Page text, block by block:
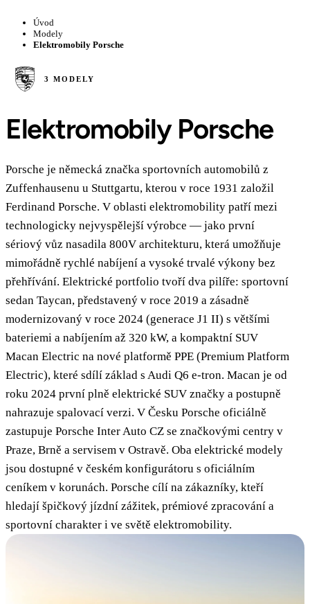
Úvod
Modely
Elektromobily Porsche
3 MODELY
Elektromobily Porsche
Porsche je německá značka sportovních automobilů z
Zuffenhausenu u Stuttgartu, kterou v roce 1931 založil
Ferdinand Porsche. V oblasti elektromobility patří mezi
technologicky nejvyspělejší výrobce — jako první
sériový vůz nasadila 800V architekturu, která umožňuje
mimořádně rychlé nabíjení a vysoké trvalé výkony bez
přehřívání. Elektrické portfolio tvoří dva pilíře: sportovní
sedan Taycan, představený v roce 2019 a zásadně
modernizovaný v roce 2024 (generace J1 II) s většími
bateriemi a nabíjením až 320 kW, a kompaktní SUV
Macan Electric na nové platformě PPE (Premium Platform
Electric), které sdílí základ s Audi Q6 e-tron. Macan je od
roku 2024 první plně elektrické SUV značky a postupně
nahrazuje spalovací verzi. V Česku Porsche oficiálně
zastupuje Porsche Inter Auto CZ se značkovými centry v
Praze, Brně a servisem v Ostravě. Oba elektrické modely
jsou dostupné v českém konfigurátoru s oficiálním
ceníkem v korunách. Porsche cílí na zákazníky, kteří
hledají špičkový jízdní zážitek, prémiové zpracování a
sportovní charakter i ve světě elektromobility.